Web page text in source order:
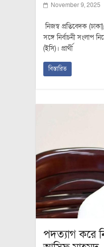
November 9, 2025
নিজস্ব প্রতিবেদক
সঙ্গে নির্বাচনী সংলাপ
(ইসি)। প্রার্থী
বিস্তারিত
পদত্যাগ করে